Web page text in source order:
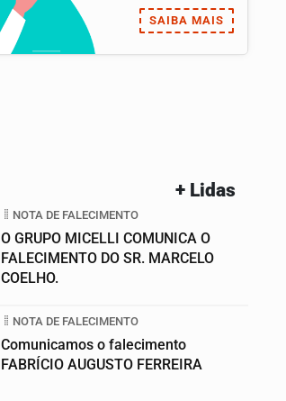
SAIBA MAIS
+ Lidas
NOTA DE FALECIMENTO
O GRUPO MICELLI COMUNICA O
FALECIMENTO DO SR. MARCELO
COELHO.
NOTA DE FALECIMENTO
Comunicamos o falecimento
FABRÍCIO AUGUSTO FERREIRA